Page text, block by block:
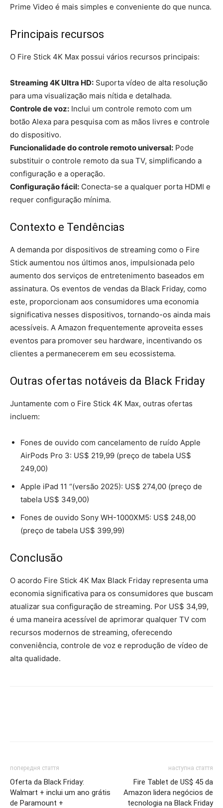
Prime Video é mais simples e conveniente do que nunca.
Principais recursos
O Fire Stick 4K Max possui vários recursos principais:
Streaming 4K Ultra HD: Suporta vídeo de alta resolução
para uma visualização mais nítida e detalhada.
Controle de voz: Inclui um controle remoto com um
botão Alexa para pesquisa com as mãos livres e controle
do dispositivo.
Funcionalidade do controle remoto universal: Pode
substituir o controle remoto da sua TV, simplificando a
configuração e a operação.
Configuração fácil: Conecta-se a qualquer porta HDMI e
requer configuração mínima.
Contexto e Tendências
A demanda por dispositivos de streaming como o Fire
Stick aumentou nos últimos anos, impulsionada pelo
aumento dos serviços de entretenimento baseados em
assinatura. Os eventos de vendas da Black Friday, como
este, proporcionam aos consumidores uma economia
significativa nesses dispositivos, tornando-os ainda mais
acessíveis. A Amazon frequentemente aproveita esses
eventos para promover seu hardware, incentivando os
clientes a permanecerem em seu ecossistema.
Outras ofertas notáveis da Black Friday
Juntamente com o Fire Stick 4K Max, outras ofertas
incluem:
Fones de ouvido com cancelamento de ruído Apple
AirPods Pro 3: US$ 219,99 (preço de tabela US$
249,00)
Apple iPad 11 “(versão 2025): US$ 274,00 (preço de
tabela US$ 349,00)
Fones de ouvido Sony WH-1000XM5: US$ 248,00
(preço de tabela US$ 399,99)
Conclusão
O acordo Fire Stick 4K Max Black Friday representa uma
economia significativa para os consumidores que buscam
atualizar sua configuração de streaming. Por US$ 34,99,
é uma maneira acessível de aprimorar qualquer TV com
recursos modernos de streaming, oferecendo
conveniência, controle de voz e reprodução de vídeo de
alta qualidade.
попередня стаття
Oferta da Black Friday:
Walmart + inclui um ano grátis
de Paramount +
наступна стаття
Fire Tablet de US$ 45 da
Amazon lidera negócios de
tecnologia na Black Friday